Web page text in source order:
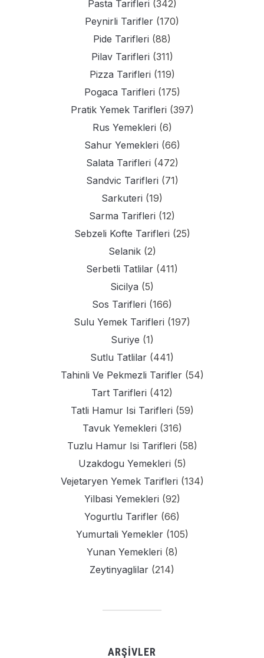
Pasta Tarifleri (342)
Peynirli Tarifler (170)
Pide Tarifleri (88)
Pilav Tarifleri (311)
Pizza Tarifleri (119)
Pogaca Tarifleri (175)
Pratik Yemek Tarifleri (397)
Rus Yemekleri (6)
Sahur Yemekleri (66)
Salata Tarifleri (472)
Sandvic Tarifleri (71)
Sarkuteri (19)
Sarma Tarifleri (12)
Sebzeli Kofte Tarifleri (25)
Selanik(2)
Serbetli Tatlilar (411)
Sicilya (5)
Sos Tarifleri (166)
Sulu Yemek Tarifleri (197)
Suriye (1)
Sutlu Tatlilar (441)
Tahinli Ve Pekmezli Tarifler(54)
Tart Tarifleri (412)
Tatli Hamur Isi Tarifleri (59)
Tavuk Yemekleri (316)
Tuzlu Hamur Isi Tarifleri (58)
Uzakdogu Yemekleri (5)
Vejetaryen Yemek Tarifleri (134)
Yilbasi Yemekleri (92)
Yogurtlu Tarifler (66)
Yumurtali Yemekler(105)
Yunan Yemekleri (8)
Zeytinyaglilar (214)
ARŞIVLER